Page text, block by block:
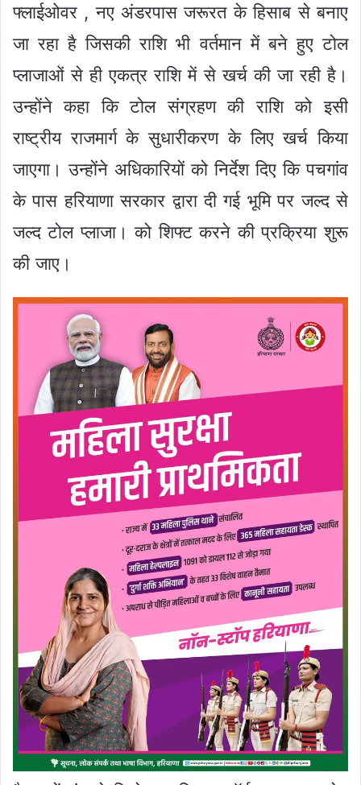
फ्लाईओवर , नए अंडरपास जरूरत के हिसाब से बनाए
जा रहा है जिसकी राशि भी वर्तमान में बने हुए टोल
प्लाजाओं से ही एकत्र राशि में से खर्च की जा रही है।
उन्होंने कहा कि टोल संग्रहण की राशि को इसी
राष्ट्रीय राजमार्ग के सुधारीकरण के लिए खर्च किया
जाएगा। उन्होंने अधिकारियों को निर्देश दिए कि पचगांव
के पास हरियाणा सरकार द्वारा दी गई भूमि पर जल्द से
जल्द टोल प्लाजा। को शिफ्ट करने की प्रक्रिया शुरू
की जाए।